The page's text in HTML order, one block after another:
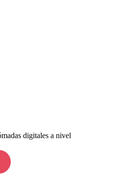
digitales a nivel